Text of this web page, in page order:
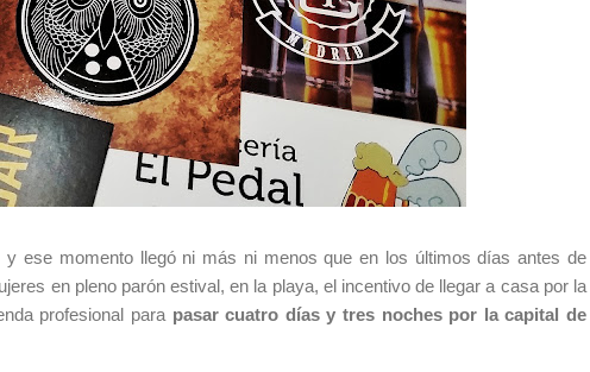
ese momento llegó ni más ni menos que en los últimos días antes de
en pleno parón estival, en la playa, el incentivo de llegar a casa por la
profesional para pasar cuatro días y tres noches por la capital de